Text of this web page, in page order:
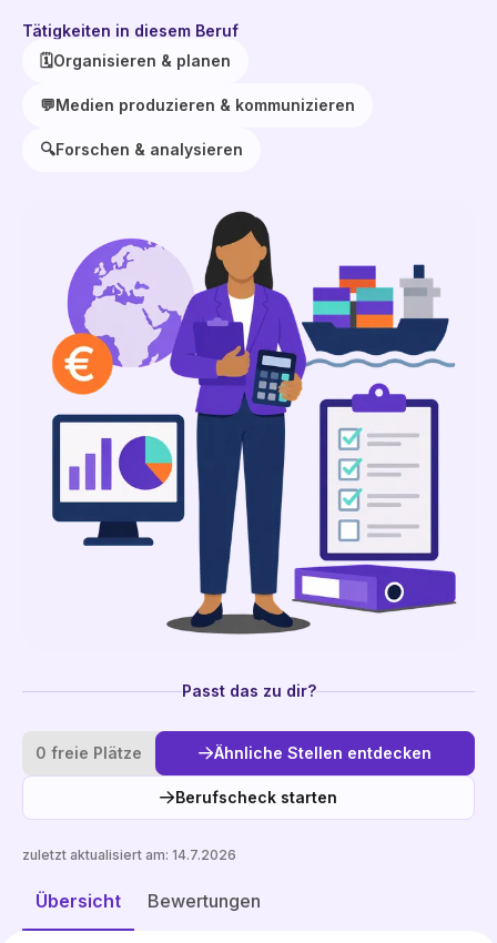
Tätigkeiten in diesem Beruf
🗓️Organisieren & planen
💬Medien produzieren & kommunizieren
🔍Forschen & analysieren
Passt das zu dir?
0 freie Plätze Ähnliche Stellen entdecken
Berufscheck starten
Übersicht Bewertungen
zuletzt aktualisiert am: 14.7.2026
Ähnliche Stellen entdecken